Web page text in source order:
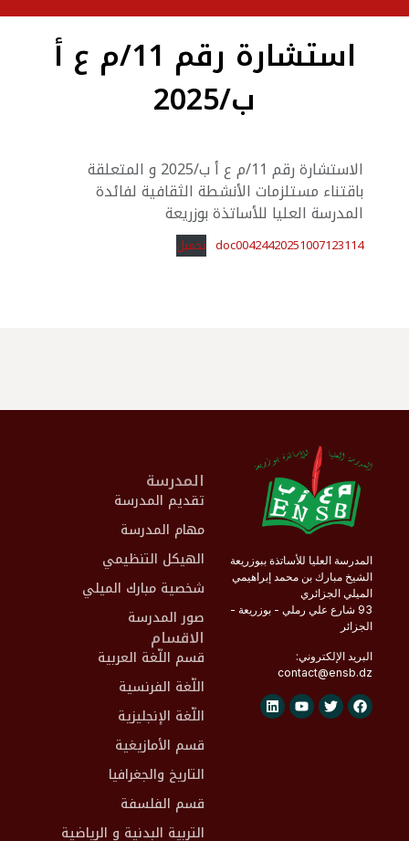
استشارة رقم 11/م ع أ
ب/2025
الاستشارة رقم 11/م ع أ ب/2025 و المتعلقة
باقتناء مستلزمات الأنشطة الثقافية لفائدة
المدرسة العليا للأساتذة بوزريعة
doc00424420251007123114 تحميل
المدرسة العليا للأساتذة ببوزريعة
الشيخ مبارك بن محمد إبراهيمي
الميلي الجزائري
93 شارع علي رملي - بوزريعة -
الجزائر
البريد الإلكتروني:
contact@ensb.dz
المدرسة
تقديم المدرسة
مهام المدرسة
الهيكل التنظيمي
شخصية مبارك الميلي
صور المدرسة
الاقسام
قسم اللّغة العربية
اللّغة الفرنسية
اللّغة الإنجليزية
قسم الأمازيغية
التاريخ والجغرافيا
قسم الفلسفة
التربية البدنية و الرياضية